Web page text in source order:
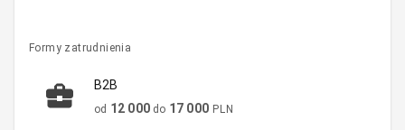
Formy zatrudnienia
B2B
od 12 000 do 17 000 PLN